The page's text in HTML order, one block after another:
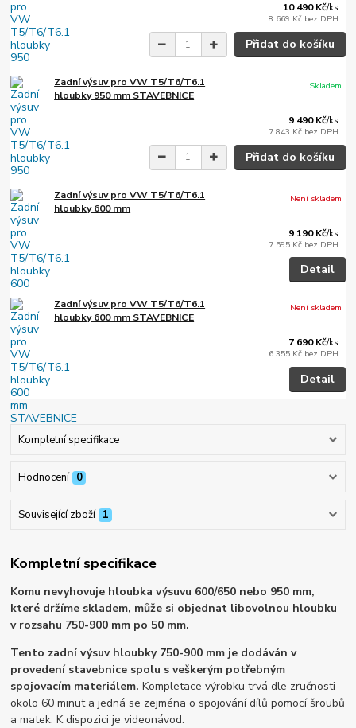
10 490 Kč/ks
8 669 Kč bez DPH
Přidat do košíku
Zadní výsuv pro VW T5/T6/T6.1
hloubky 950 mm STAVEBNICE
9 490 Kč/ks
7 843 Kč bez DPH
Skladem
Přidat do košíku
Zadní výsuv pro VW T5/T6/T6.1
hloubky 600 mm
9 190 Kč/ks
7 595 Kč bez DPH
Není skladem
Detail
Zadní výsuv pro VW T5/T6/T6.1
hloubky 600 mm STAVEBNICE
7 690 Kč/ks
6 355 Kč bez DPH
Není skladem
Detail
Kompletní specifikace
Hodnocení 0
Související zboží 1
Kompletní specifikace
Komu nevyhovuje hloubka výsuvu 600/650 nebo 950 mm,
které držíme skladem, může si objednat libovolnou hloubku
v rozsahu 750-900 mm po 50 mm.
Tento zadní výsuv hloubky 750-900 mm je dodáván v
provedení stavebnice spolu s veškerým potřebným
spojovacím materiálem.Kompletace výrobku trvá dle zručnosti
okolo 60 minut a jedná se zejména o spojování dílů pomocí šroubů
a matek. K dispozici je videonávod.